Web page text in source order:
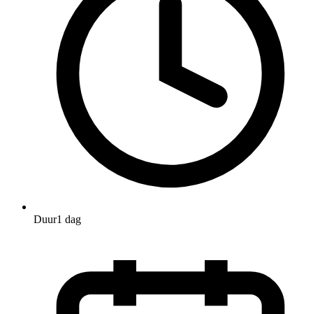
Duur1 dag